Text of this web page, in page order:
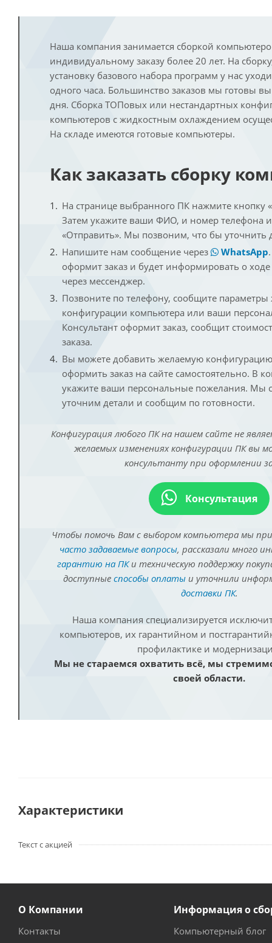
Наша компания занимается сборкой
индивидуальному заказу более 20 лет. На
установку базового набора программ у нас
одного часа. Большинство заказов мы готовы
дня. Сборка ТОПовых или нестандартных
компьютеров с жидкостным охлаждением
На складе имеются готовые компьютеры.
Как заказать сборку
На странице выбранного ПК нажмите кнопку
Затем укажите ваши ФИО, и номер телефона
«Отправить». Мы позвоним, что бы уточнить
Напишите нам сообщение через
WhatsApp
оформит заказ и будет информировать о
через мессенджер.
Позвоните по телефону, сообщите
конфигурации компьютера или ваши
Консультант оформит заказ, сообщит
заказа.
Вы можете добавить желаемую
оформить заказ на сайте самостоятельно. В
укажите ваши персональные пожелания. Мы
уточним детали и сообщим по готовности.
Конфигурация любого ПК на нашем сайте не
желаемых изменениях конфигурации ПК вы
консультанту при оформлении
Консультация
Чтобы помочь Вам с выбором компьютера мы
часто задаваемые вопросы, рассказали много
гарантию на ПКи техническую поддержку
доступные способы оплатыи уточнили
доставки ПК.
Наша компания специализируется
компьютеров, их гарантийном и
профилактике и
Мы не стараемся охватить всё, мы
своей области.
Характеристики
Текст с акцией
О Компании
Контакты
Информация о
Компьютерный блог